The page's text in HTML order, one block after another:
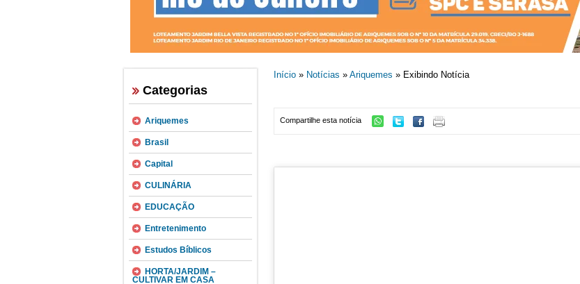
Categorias
Ariquemes
Brasil
Capital
CULINÁRIA
EDUCAÇÃO
Entretenimento
Estudos Bíblicos
HORTA/JARDIM –
CULTIVAR EM CASA
Início» Notícias » Ariquemes » Exibindo Notícia
Compartilhe esta notícia